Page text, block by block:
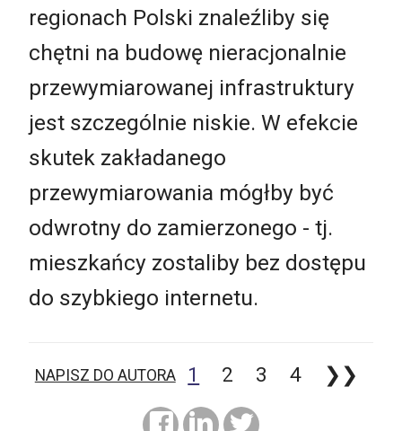
regionach Polski znaleźliby się
chętni na budowę nieracjonalnie
przewymiarowanej infrastruktury
jest szczególnie niskie. W efekcie
skutek zakładanego
przewymiarowania mógłby być
odwrotny do zamierzonego - tj.
mieszkańcy zostaliby bez dostępu
do szybkiego internetu.
NAPISZ DO AUTORA 1 2 3 4 ❯❯